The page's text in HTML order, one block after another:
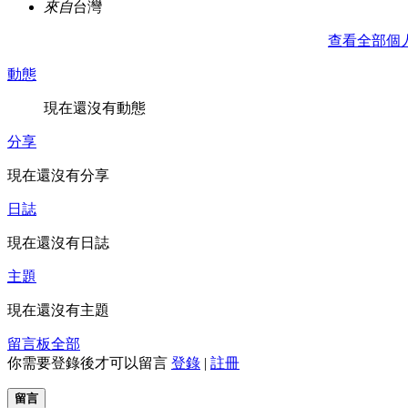
來自台灣
查看全部個
動態
現在還沒有動態
分享
現在還沒有分享
日誌
現在還沒有日誌
主題
現在還沒有主題
留言板全部
你需要登錄後才可以留言 登錄 | 註冊
留言